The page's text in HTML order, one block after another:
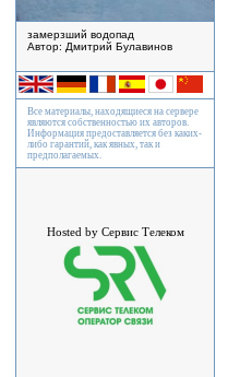
замерзший водопад
Автор: Дмитрий Булавинов
Все материалы, находящиеся на сервере
являются собственностью их авторов.
Информация предоставляется без каких-
либо гарантий, как явных, так и
предполагаемых.
Hosted by Сервис Телеком